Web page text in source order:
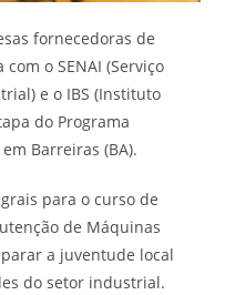
fornecedoras de
o SENAI (Serviço
e o IBS (Instituto
do Programa
Barreiras (BA).
para o curso de
de Máquinas
a juventude local
do setor industrial.